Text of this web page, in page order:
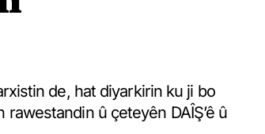
de, hat diyarkirin ku ji bo
û çeteyên DAÎŞ’ê û